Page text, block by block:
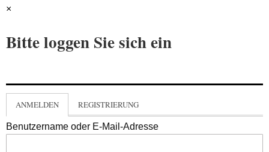
×
Bitte loggen Sie sich ein
ANMELDEN REGISTRIERUNG
Benutzername oder E-Mail-Adresse